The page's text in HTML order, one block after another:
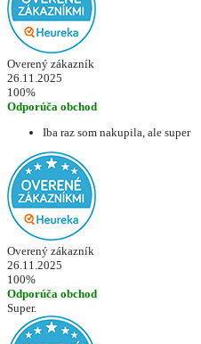
Overený zákazník
26.11.2025
100%
Odporúča obchod
Iba raz som nakupila, ale super
Overený zákazník
26.11.2025
100%
Odporúča obchod
Super.